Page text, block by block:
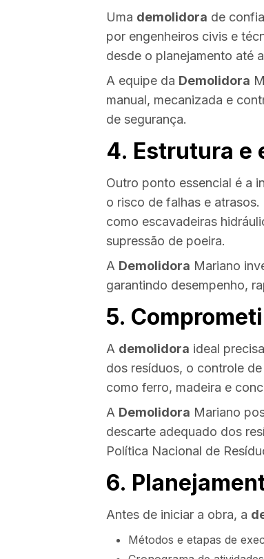
Uma demolidora de
por engenheiros civis e
desde o planejamento até
A equipe da Demolidora
manual, mecanizada e
de segurança.
4. Estrutura e
Outro ponto essencial é a
o risco de falhas e
como escavadeiras
supressão de poeira.
A Demolidora Mariano
garantindo desempenho,
5.
A demolidora ideal
dos resíduos, o controle
como ferro, madeira e
A Demolidora Mariano
descarte adequado dos
Política Nacional de
6.
Antes de iniciar a obra, a
Métodos e etapas de